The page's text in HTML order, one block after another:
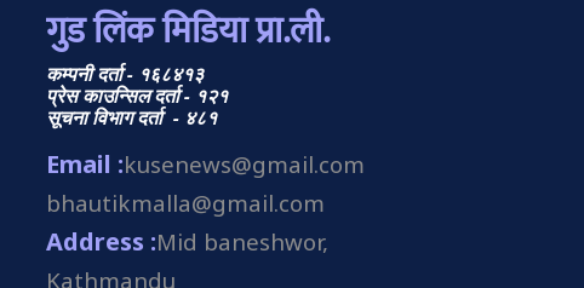
गुड लिंक मिडिया प्रा.ली.
कम्पनी दर्ता - १६८४१३
प्रेस काउन्सिल दर्ता - १२१
सूचना विभाग दर्ता - ४८१
Email :kusenews@gmail.com
bhautikmalla@gmail.com
Address :Mid baneshwor,
Kathmandu